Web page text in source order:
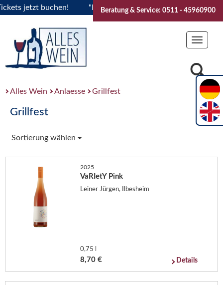
jetzt buchen! "Das Sommerfest 2026" Vive la
Beratung & Service: 0511 - 45960900
Toggle
Alles Wein Anlaesse Grillfest
Grillfest
Sortierung wählen
2025
VaRIetY Pink
Leiner Jürgen, Ilbesheim
0,75 l
8,70 € Details